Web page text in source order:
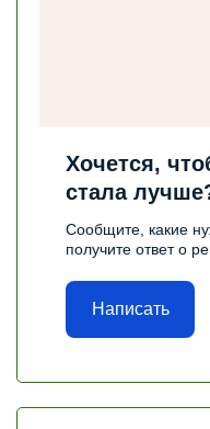
Хочется,
стала
Сообщите, какие
получите ответ о
Написать